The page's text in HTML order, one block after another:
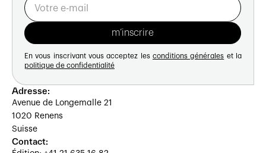
En vous inscrivant vous acceptez les conditions générales et la
politique de confidentialité
Adresse:
Avenue de Longemalle 21
1020 Renens
Suisse
Contact: